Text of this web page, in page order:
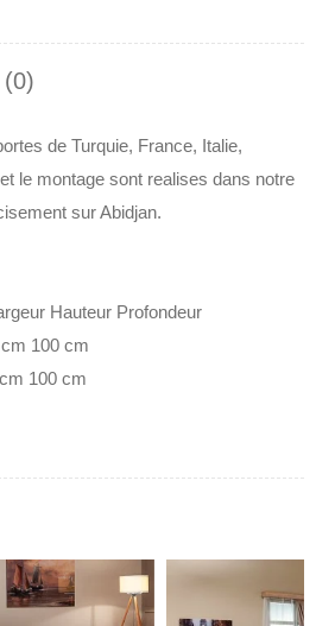
de Turquie, France, Italie,
le montage sont realises dans notre
sur Abidjan.
Hauteur Profondeur
100 cm
100 cm